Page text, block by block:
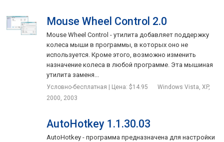
Mouse Wheel Control 2.0
Mouse Wheel Control - утилита добавляет поддержку
колеса мыши в программы, в которых оно не
используется. Кроме этого, возможно изменить
назначение колеса в любой программе. Эта мышиная
утилита заменя...
Условно-бесплатная | Цена: $14.95
Windows Vista, XP,
2000, 2003
AutoHotkey 1.1.30.03
AutoHotkey - программа предназначена для настройки